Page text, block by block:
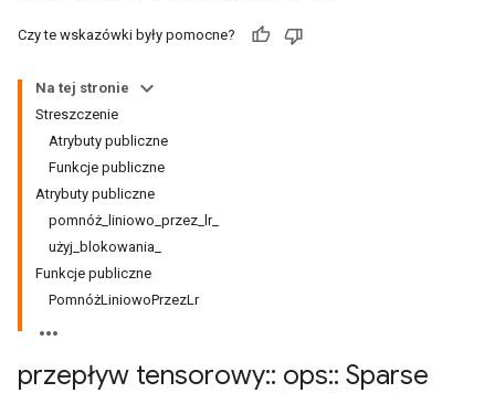
Czy te wskazówki były pomocne?
Na tej stronie
Streszczenie
Atrybuty publiczne
Funkcje publiczne
Atrybuty publiczne
pomnóż_liniowo_przez_lr_
użyj_blokowania_
Funkcje publiczne
PomnóżLiniowoPrzezLr
przepływ tensorowy:: ops:: Sparse